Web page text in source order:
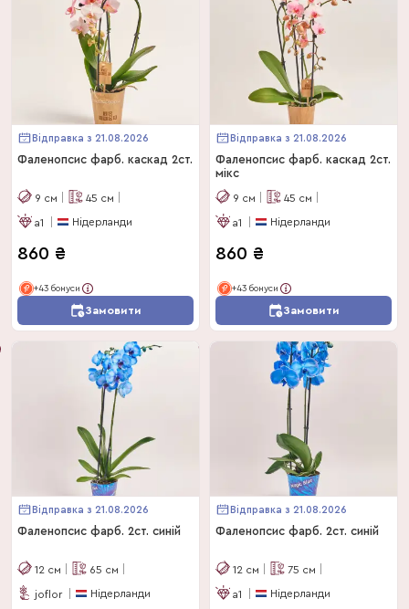
Відправка з 21.08.2026
Фаленопсис фарб. каскад 2ст.
9 см 45 см
a1 Нідерланди
860 ₴
+43 бонуси
Замовити
Відправка з 21.08.2026
Фаленопсис фарб. каскад 2ст.
мікс
9 см 45 см
a1 Нідерланди
860 ₴
+43 бонуси
Замовити
Відправка з 21.08.2026
Фаленопсис фарб. 2ст. синій
12 см 65 см
joflor Нідерланди
Відправка з 21.08.2026
Фаленопсис фарб. 2ст. синій
12 см 75 см
a1 Нідерланди